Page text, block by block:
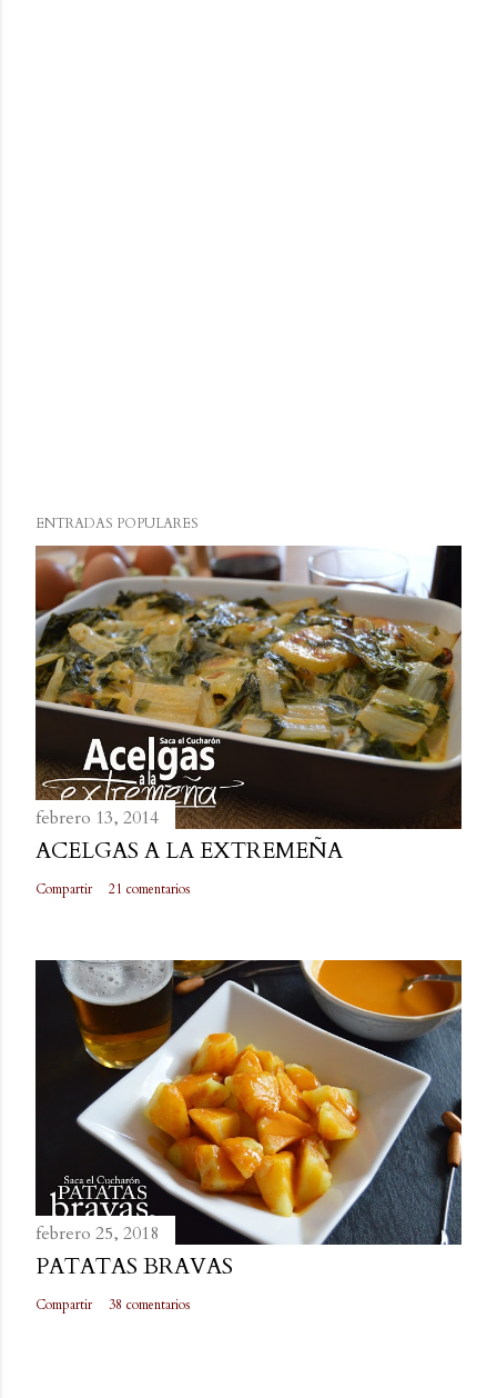
ENTRADAS POPULARES
febrero 13, 2014
ACELGAS A LA EXTREMEÑA
Compartir 21 comentarios
febrero 25, 2018
PATATAS BRAVAS
Compartir 38 comentarios